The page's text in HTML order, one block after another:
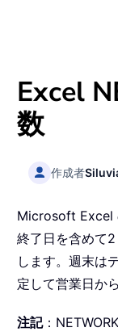
Excel
数
作成者
Microsoft Excel
終了日を含めて
します。週末は
定して営業日か
注記：